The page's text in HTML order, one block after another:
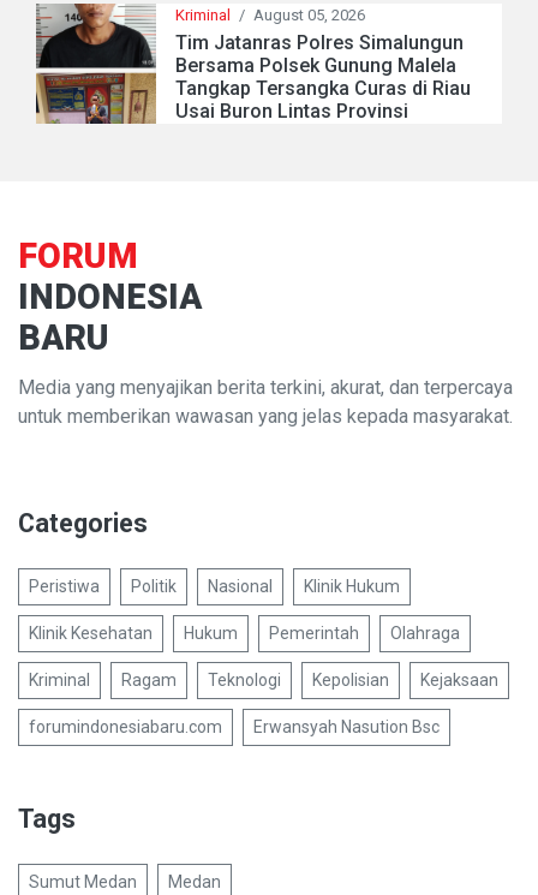
Kriminal / August 05, 2026
Tim Jatanras Polres Simalungun
Bersama Polsek Gunung Malela
Tangkap Tersangka Curas di Riau
Usai Buron Lintas Provinsi
FORUM
INDONESIA
BARU
Media yang menyajikan berita terkini, akurat, dan terpercaya
untuk memberikan wawasan yang jelas kepada masyarakat.
Categories
Peristiwa Politik Nasional Klinik Hukum
Klinik Kesehatan Hukum Pemerintah Olahraga
Kriminal Ragam Teknologi Kepolisian Kejaksaan
forumindonesiabaru.com Erwansyah Nasution Bsc
Tags
Sumut Medan Medan